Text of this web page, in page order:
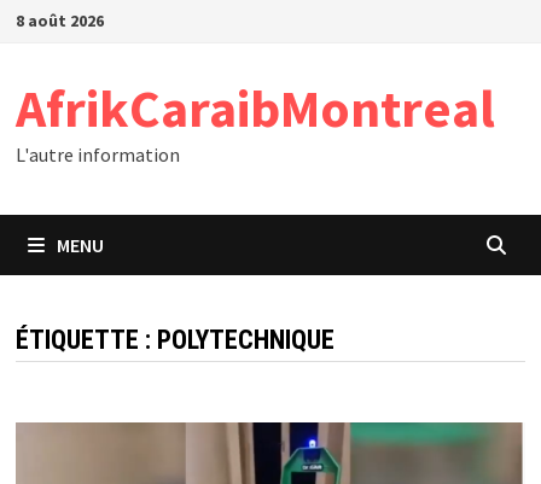
Passer
8 août 2026
AfrikCaraibMontreal
L'autre information
MENU
ÉTIQUETTE : POLYTECHNIQUE